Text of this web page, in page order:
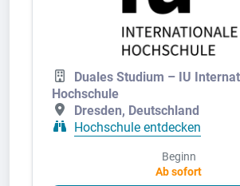
Duales Studium – IU
Hochschule
Dresden, Deutschland
Hochschule entdecken
Beginn
Ab sofort